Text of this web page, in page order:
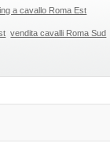
a cavallo Roma Est
vendita cavalli Roma Sud